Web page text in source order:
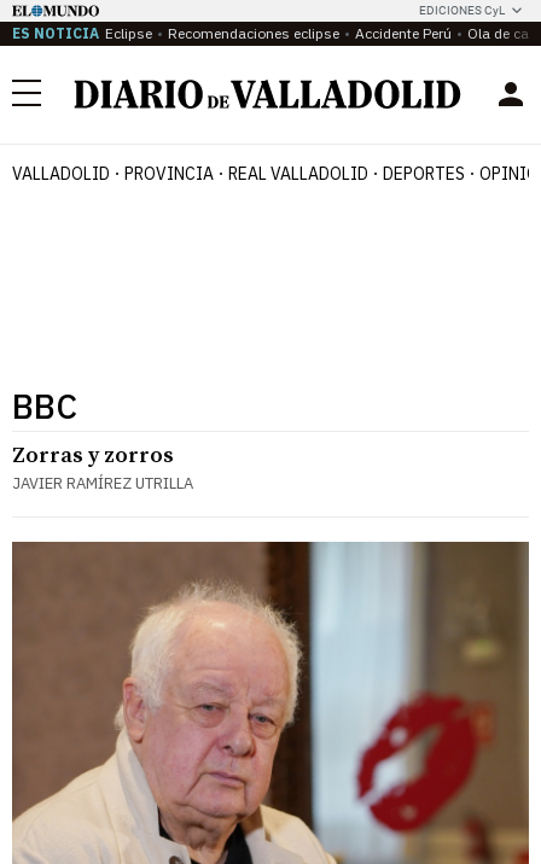
EDICIONES CyL
ES NOTICIA Eclipse Recomendaciones eclipse Accidente Perú Ola de
Menú
VALLADOLID PROVINCIA REAL VALLADOLID DEPORTES
BBC
Zorras y zorros
JAVIER RAMÍREZ UTRILLA